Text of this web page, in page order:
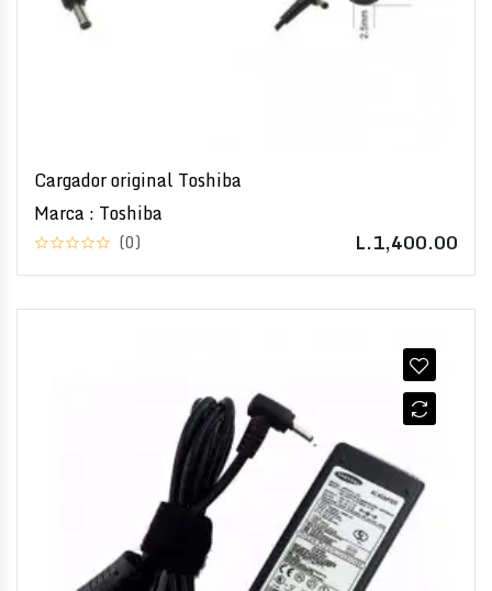
Cargador original Toshiba
Marca : Toshiba
(0) L.1,400.00